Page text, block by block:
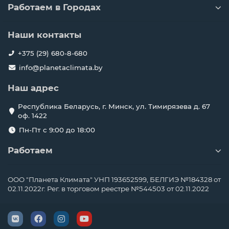
кондиционеров
типа работают с большими объемами воздуха и
метров.
Быстрое охлаждение.Направленный поток
теплом.
Простой монтаж.Не нужно монтировать блоки под
потолком или искать нишу для установки.
Устойчивый корпус.Кондиционер не требует
Надежность.
и стабильную работу.
Универсальность.Используются для магазинов, кафе,
помещений со свободным пространством на полу.
Работаем в Городах
Наши контакты
+375 (29) 680-8-680
info@planetaclimata.by
Наш адрес
Республика Беларусь, г. Минск, ул. Тимирязева д. 67
оф. 1422
Пн-Пт с 9:00 до 18:00
Работаем
ООО "Планета Климата" УНП 193652599, БЕЛГИЭ №184328 от
02.11.2022г. Рег. в торговом реестре №544503 от 02.11.2022